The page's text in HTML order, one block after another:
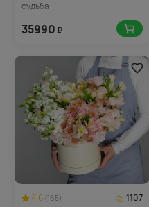
судьба
35990 ₽
4.6 (165)
1107